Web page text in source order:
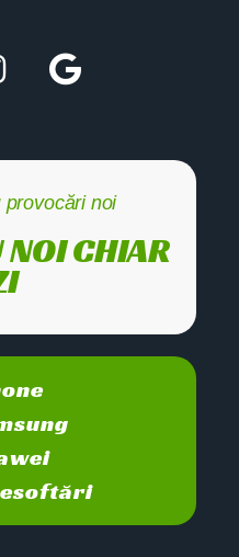
provocări noi
NOI CHIAR